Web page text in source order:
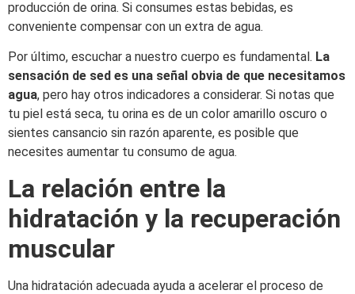
producción de orina. Si consumes estas bebidas, es
conveniente compensar con un extra de agua.
Por último, escuchar a nuestro cuerpo es fundamental. La
sensación de sed es una señal obvia de que necesitamos
agua, pero hay otros indicadores a considerar. Si notas que
tu piel está seca, tu orina es de un color amarillo oscuro o
sientes cansancio sin razón aparente, es posible que
necesites aumentar tu consumo de agua.
La relación entre la
hidratación y la recuperación
muscular
Una hidratación adecuada ayuda a acelerar el proceso de